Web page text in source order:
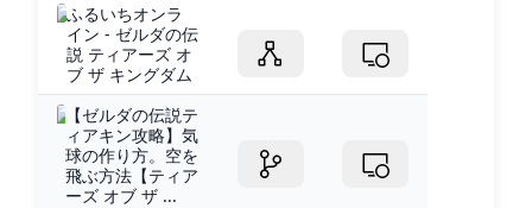
ふるいちオンラ
イン - ゼルダの伝
説 ティアーズ オ
ブ ザ キングダム
【ゼルダの伝説テ
ィアキン攻略】気
球の作り方。空を
飛ぶ方法【ティア
ーズ オブ ザ ...